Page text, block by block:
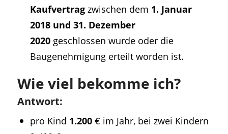
Kaufvertragzwischen dem 1. Januar
2018 und 31. Dezember
2020geschlossen wurde oder die
Baugenehmigung erteilt worden ist.
Wie viel bekomme ich?
Antwort:
pro Kind 1.200€ im Jahr, bei zwei Kindern